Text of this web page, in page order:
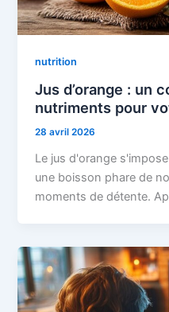
nutrition
Jus d’orange : un
nutriments pour
28 avril 2026
Le jus d'orange
une boisson phare de
moments de détente.